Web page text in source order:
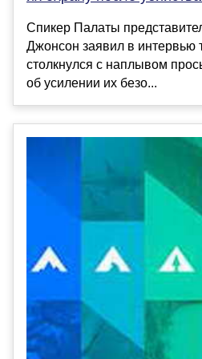
Спикер Палаты
Джонсон заявил в интервью
столкнулся с наплывом
об усилении их безо...